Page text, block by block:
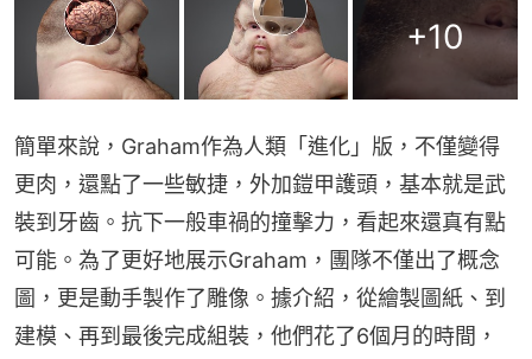
+10
簡單來說，Graham作為人類「進化」版，不僅變得
更肉，還點了一些敏捷，外加鎧甲護頭，基本就是武
裝到牙齒。抗下一般車禍的撞擊力，看起來還真有點
可能。為了更好地展示Graham，團隊不僅出了概念
圖，更是動手製作了雕像。據介紹，從繪製圖紙、到
建模、再到最後完成組裝，他們花了6個月的時間，